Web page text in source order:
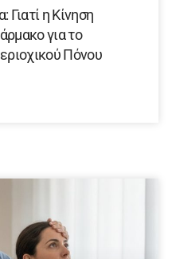
Γιατί η Κίνηση
για το
Πόνου